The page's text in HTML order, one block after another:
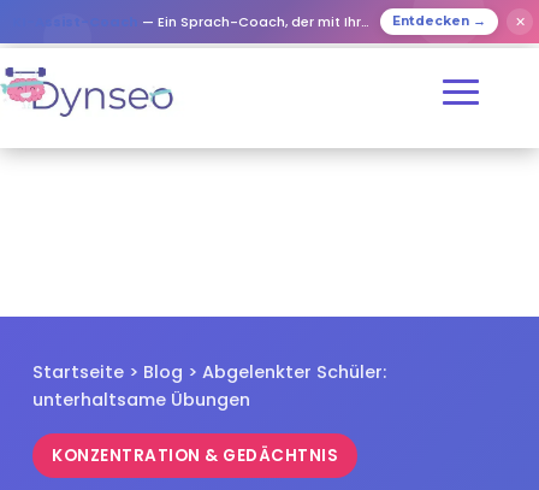
— Ein Sprach-Coach, der mit Ihren Lieben spielt Entdecken → ✕
Startseite > Blog > Abgelenkter Schüler:
unterhaltsame Übungen
KONZENTRATION & GEDÄCHTNIS